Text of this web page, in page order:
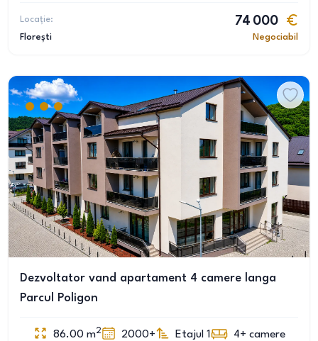
Locație:
Florești
74 000
Negociabil
Dezvoltator vand apartament 4 camere langa
Parcul Poligon
86.00 m2 2000+ Etajul 1 4+ camere